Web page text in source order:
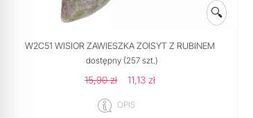
🔍
W2C51 WISIOR ZAWIESZKA ZOISYT Z RUBINEM
dostępny(257 szt.)
15,90 zł 11,13 zł
OPIS